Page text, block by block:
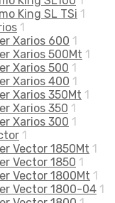
King SL TSi 1
1
Xarios 600 1
Xarios 500Mt 1
Xarios 500 1
Xarios 400 1
Xarios 350Mt 1
Xarios 350 1
Xarios 300 1
1
Vector 1850Mt 1
Vector 1850 1
Vector 1800Mt 1
Vector 1800-04 1